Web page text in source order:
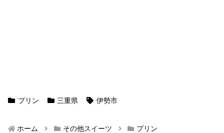
プリン 三重県 伊勢市
ホーム その他スイーツ プリン